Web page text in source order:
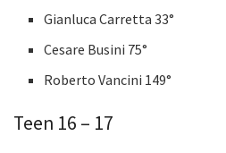
Gianluca Carretta 33°
Cesare Busini 75°
Roberto Vancini 149°
Teen 16 – 17